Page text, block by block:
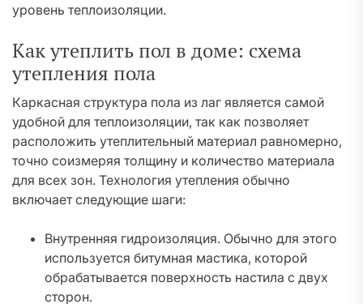
уровень теплоизоляции.
Как утеплить пол в доме: схема
утепления пола
Каркасная структура пола из лаг является самой
удобной для теплоизоляции, так как позволяет
расположить утеплительный материал равномерно,
точно соизмеряя толщину и количество материала
для всех зон. Технология утепления обычно
включает следующие шаги:
Внутренняя гидроизоляция. Обычно для этого
используется битумная мастика, которой
обрабатывается поверхность настила с двух
сторон.